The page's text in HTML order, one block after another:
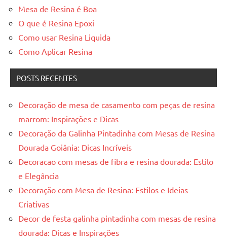
Mesa de Resina é Boa
O que é Resina Epoxi
Como usar Resina Liquida
Como Aplicar Resina
POSTS RECENTES
Decoração de mesa de casamento com peças de resina
marrom: Inspirações e Dicas
Decoração da Galinha Pintadinha com Mesas de Resina
Dourada Goiânia: Dicas Incríveis
Decoracao com mesas de fibra e resina dourada: Estilo
e Elegância
Decoração com Mesa de Resina: Estilos e Ideias
Criativas
Decor de festa galinha pintadinha com mesas de resina
dourada: Dicas e Inspirações